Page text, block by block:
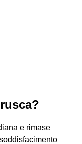
e rimase